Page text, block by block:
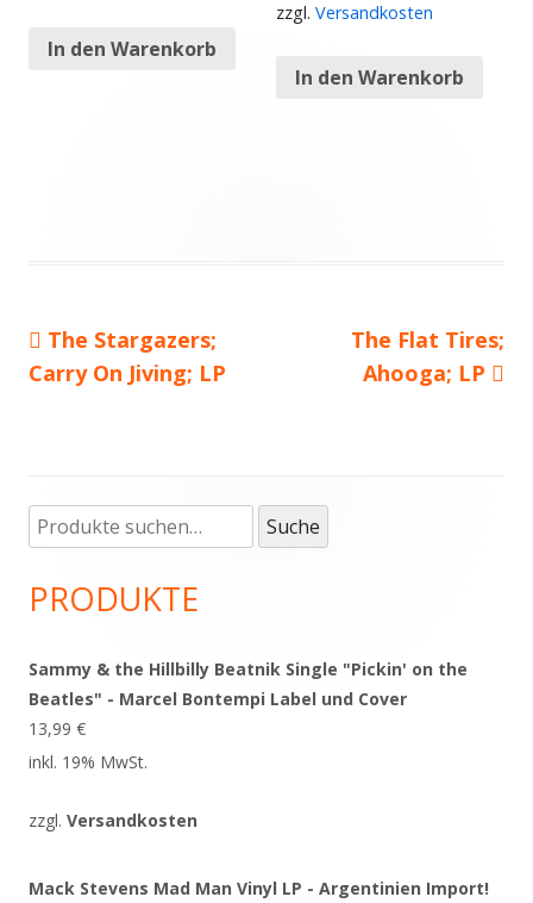
In den Warenkorb
zzgl. Versandkosten
In den Warenkorb
Beitragsnavigation
Vorheriger
Beitrag:
The Stargazers;
Carry On Jiving; LP
Nächster
Beitrag
The Flat Tires;
Ahooga; LP
Haupt-
Seitenleiste
Suche
nach:
Suche
PRODUKTE
Sammy & the Hillbilly Beatnik Single "Pickin' on the
Beatles" - Marcel Bontempi Label und Cover
13,99 €
inkl. 19% MwSt.
zzgl. Versandkosten
Mack Stevens Mad Man Vinyl LP - Argentinien Import!